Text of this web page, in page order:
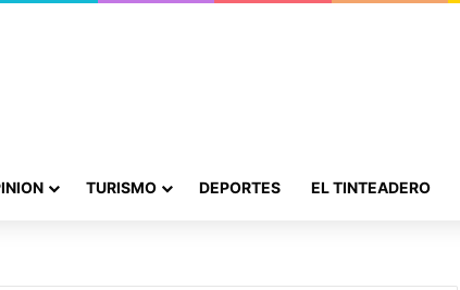
TURISMO DEPORTES EL TINTEADERO